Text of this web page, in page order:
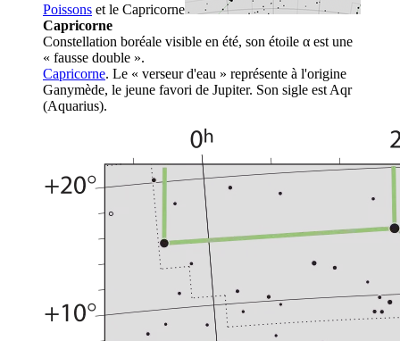
Poissons et le Capricorne
Capricorne
Constellation boréale visible en été, son étoile α est une
« fausse double ».
Capricorne. Le « verseur d'eau » représente à l'origine
Ganymède, le jeune favori de Jupiter. Son sigle est Aqr
(Aquarius).